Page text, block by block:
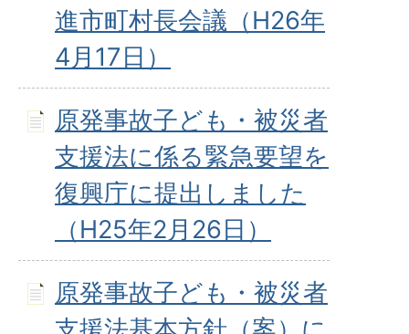
進市町村長会議（H26年
4月17日）
原発事故子ども・被災者
支援法に係る緊急要望を
復興庁に提出しました
（H25年2月26日）
原発事故子ども・被災者